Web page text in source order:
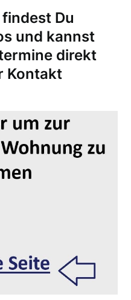
Du
und kannst
direkt
Kontakt